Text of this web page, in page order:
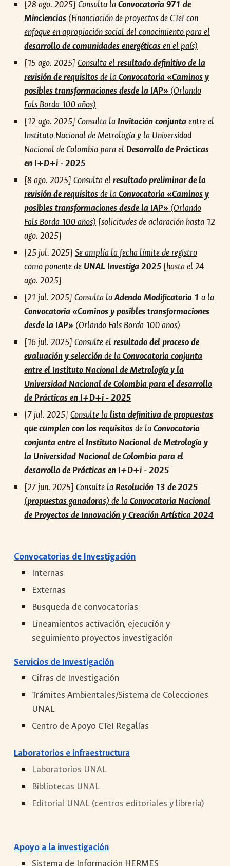
[28 ago. 2025]Consulta laConvocatoria 971 de
Minciencias (Financiación de proyectos de CTeI con
enfoque en apropiación social del conocimiento para el
desarrollo de comunidades energéticasen el país)
[15ago. 2025]Consulta elresultadodefinitivode la
revisión de requisitosde laConvocatoria «Caminos y
posibles transformaciones desde la IAP» (Orlando
Fals Borda 100 años)
[12 ago. 2025]Consulta la Invitación conjunta entre el
Instituto Nacional de Metrología y la Universidad
Nacional de Colombia para el Desarrollo de Prácticas
en I+D+i - 2025
[8 ago. 2025]Consultael resultado preliminar de la
revisión de requisitosde laConvocatoria «Caminos y
posibles transformaciones desde la IAP» (Orlando
Fals Borda 100 años) [solicitudes de aclaración hasta 12
ago. 2025]
[25 jul. 2025]Se amplía la fecha límite de registro
como ponente de UNAL Investiga 2025 [hasta el 24
ago. 2025]
[21 jul. 2025]Consulta laAdenda Modificatoria 1 a la
Convocatoria «Caminos y posibles transformaciones
desde la IAP» (Orlando Fals Borda 100 años)
[16jul. 2025]Consulteel resultado del proceso de
evaluación y selecciónde laConvocatoria conjunta
entre el Instituto Nacional de Metrología y la
Universidad Nacional de Colombia para el desarrollo
de Prácticas en I+D+i - 2025
[7jul. 2025]Consulte lalistadefinitiva de propuestas
que cumplen con los requisitosde laConvocatoria
conjunta entre el Instituto Nacional de Metrología y
la Universidad Nacional de Colombia para el
desarrollo de Prácticas en I+D+i - 2025
[27jun. 2025]Consulte la Resolución 13 de 2025
(propuestas ganadoras) de laConvocatoria Nacional
de Proyectos de Innovación y Creación Artística 2024
Convocatorias de Investigación
Internas
Externas
Busqueda de convocatorias
Lineamientos activación, ejecución y
seguimiento proyectos investigación
Servicios de Investigación
Cifras de Investigación
Trámites Ambientales/Sistema de Colecciones
UNAL
Centro de Apoyo CTeI Regalías
Laboratorios e infraestructura
Laboratorios UNAL
Bibliotecas UNAL
Editorial UNAL (centros editoriales y librería)
Apoyo a lainvestigación
Sistema de Información HERMES